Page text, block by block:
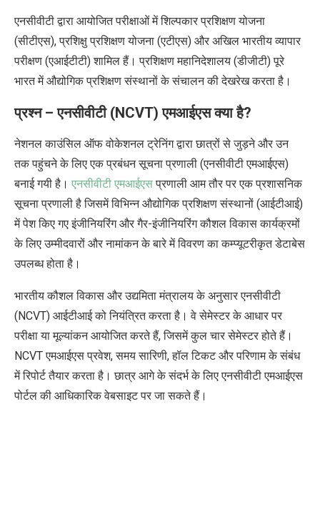
एनसीवीटी द्वारा आयोजित परीक्षाओं में शिल्पकार प्रशिक्षण योजना
(सीटीएस),प्रशिक्षु प्रशिक्षण योजना (एटीएस) और अखिल भारतीय व्यापार
परीक्षण (एआईटीटी) शामिल हैं। प्रशिक्षण महानिदेशालय (डीजीटी) पूरे
भारत में औद्योगिक प्रशिक्षण संस्थानों के संचालन की देखरेख करता है।
प्रश्न – एनसीवीटी (NCVT)एमआईएस क्या है?
नेशनल काउंसिल ऑफ वोकेशनल ट्रेनिंग द्वारा छात्रों से जुड़ने और उन
तक पहुंचने के लिए एक प्रबंधन सूचना प्रणाली (एनसीवीटी एमआईएस)
बनाई गयी है। एनसीवीटी एमआईएसप्रणाली आम तौर पर एक प्रशासनिक
सूचना प्रणाली है जिसमें विभिन्न औद्योगिक प्रशिक्षण संस्थानों (आईटीआई)
में पेश किए गए इंजीनियरिंग और गैर-इंजीनियरिंग कौशल विकास कार्यक्रमों
के लिए उम्मीदवारों और नामांकन के बारे में विवरण का कम्प्यूटरीकृत डेटाबेस
उपलब्ध होता है।
भारतीय कौशल विकास और उद्यमिता मंत्रालय के अनुसार एनसीवीटी
( NCVT) आईटीआई को नियंत्रित करता है। वे सेमेस्टर के आधार पर
परीक्षा या मूल्यांकन आयोजित करते हैं,जिसमें कुल चार सेमेस्टर होते हैं।
NCVTएमआईएस प्रवेश,समय सारिणी,हॉल टिकट और परिणाम के संबंध
में रिपोर्ट तैयार करता है। छात्र आगे के संदर्भ के लिए एनसीवीटी एमआईएस
पोर्टल की आधिकारिक वेबसाइट पर जा सकते हैं।